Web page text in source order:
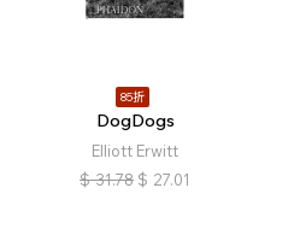
85折
DogDogs
Elliott Erwitt
$ 31.78 $ 27.01